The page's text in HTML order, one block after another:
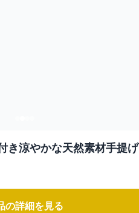
き涼やかな天然素材手提げ
の詳細を見る